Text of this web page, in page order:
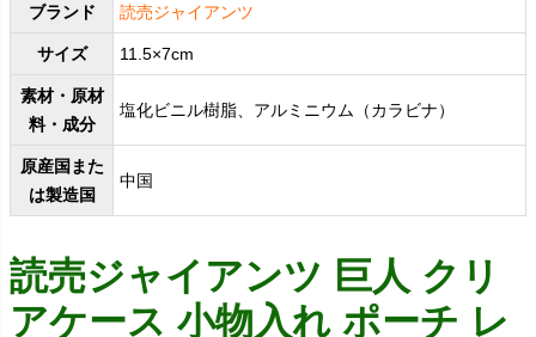
ブランド 読売ジャイアンツ
サイズ 11.5×7cm
素材・原材
料・成分
塩化ビニル樹脂、アルミニウム（カラビナ）
原産国また
は製造国
中国
読売ジャイアンツ 巨人 クリ
アケース 小物入れ ポーチ レ